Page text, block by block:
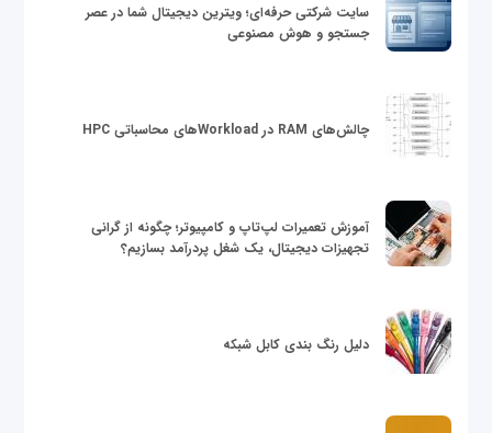
سایت شرکتی حرفه‌ای؛ ویترین دیجیتال شما در عصر
جستجو و هوش مصنوعی
چالش‌های RAM در Workloadهای محاسباتی HPC
آموزش تعمیرات لپ‌تاپ و کامپیوتر؛ چگونه از گرانی
تجهیزات دیجیتال، یک شغل پردرآمد بسازیم؟
دلیل رنگ بندی کابل شبکه